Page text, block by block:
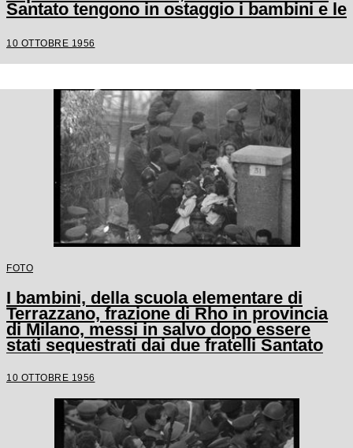
Santato tengono in ostaggio i bambini e le
tre maestre
10 OTTOBRE 1956
FOTO
I bambini, della scuola elementare di
Terrazzano, frazione di Rho in provincia
di Milano, messi in salvo dopo essere
stati sequestrati dai due fratelli Santato
10 OTTOBRE 1956